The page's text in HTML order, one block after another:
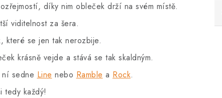
díky nim obleček drží na svém místě.
viditelnost za šera.
které se jen tak nerozbije.
krásně vejde a stává se tak skaldným.
sedne Line nebo Ramble a Rock.
tedy každý!